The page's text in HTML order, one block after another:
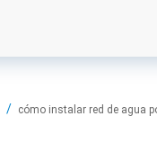
cómo instalar red de agua